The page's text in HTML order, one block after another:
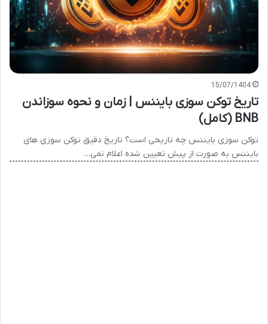
15/07/1404
تاریخ توکن سوزی بایننس | زمان و نحوه سوزاندن
BNB (کامل)
توکن سوزی بایننس چه تاریخی است؟ تاریخ دقیق توکن سوزی های
بایننس به صورت از پیش تعیین شده اعلام نمی…